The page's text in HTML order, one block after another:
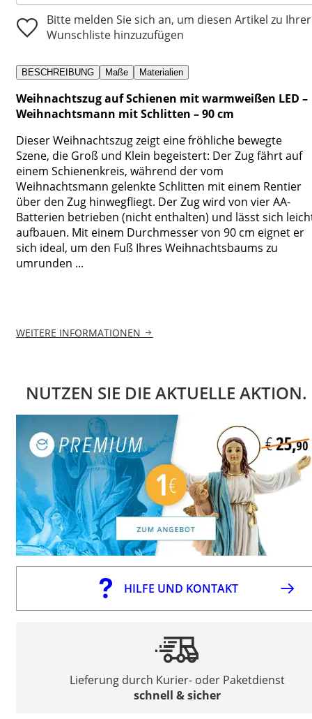
Bitte melden Sie sich an, um diesen Artikel zu Ihrer
Wunschliste hinzuzufügen
BESCHREIBUNG Maße Materialien
Weihnachtszug auf Schienen mit warmweißen LED –
Weihnachtsmann mit Schlitten – 90 cm
Dieser Weihnachtszug zeigt eine fröhliche bewegte
Szene, die Groß und Klein begeistert: Der Zug fährt auf
einem Schienenkreis, während der vom
Weihnachtsmann gelenkte Schlitten mit einem Rentier
über den Zug hinwegfliegt. Der Zug wird von vier AA-
Batterien betrieben (nicht enthalten) und lässt sich
aufbauen. Mit einem Durchmesser von 90 cm eignet er
sich ideal, um den Fuß Ihres Weihnachtsbaums zu
umrunden ...
WEITERE INFORMATIONEN
NUTZEN SIE DIE AKTUELLE AKTION.
HILFE UND KONTAKT
Lieferung durch Kurier- oder Paketdienst
schnell & sicher